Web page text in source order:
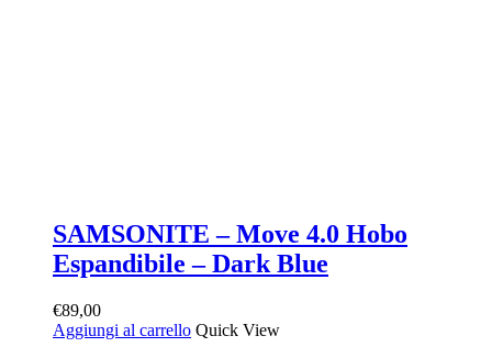
SAMSONITE – Move 4.0 Hobo
Espandibile – Dark Blue
€89,00
Aggiungi al carrello Quick View